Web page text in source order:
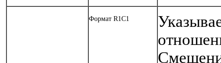
Формат R1C1